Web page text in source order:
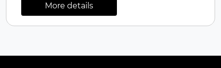
More details